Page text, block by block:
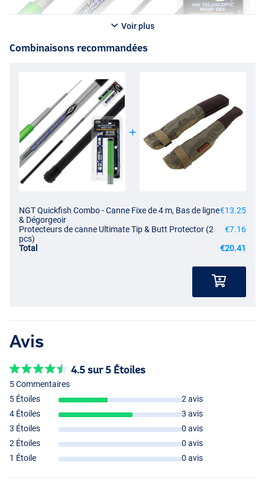
Voir plus
Combinaisons recommandées
NGT Quickfish Combo - Canne Fixe de 4 m, Bas de ligne
& Dégorgeoir
€13.25
Protecteurs de canne Ultimate Tip & Butt Protector (2
pcs)
€7.16
Total
€20.41
Avis
4.5 sur 5 Étoiles
5 Commentaires
5 Étoiles
2 avis
4 Étoiles
3 avis
3 Étoiles
0 avis
2 Étoiles
0 avis
1 Étoile
0 avis